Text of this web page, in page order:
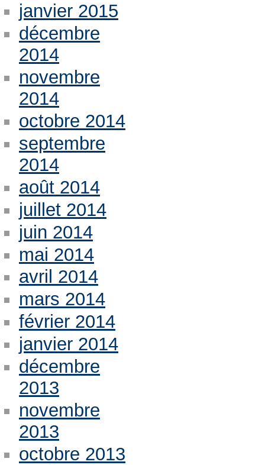
janvier 2015
décembre
2014
novembre
2014
octobre 2014
septembre
2014
août 2014
juillet 2014
juin 2014
mai 2014
avril 2014
mars 2014
février 2014
janvier 2014
décembre
2013
novembre
2013
octobre 2013